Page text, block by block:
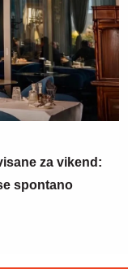
za vikend:
spontano